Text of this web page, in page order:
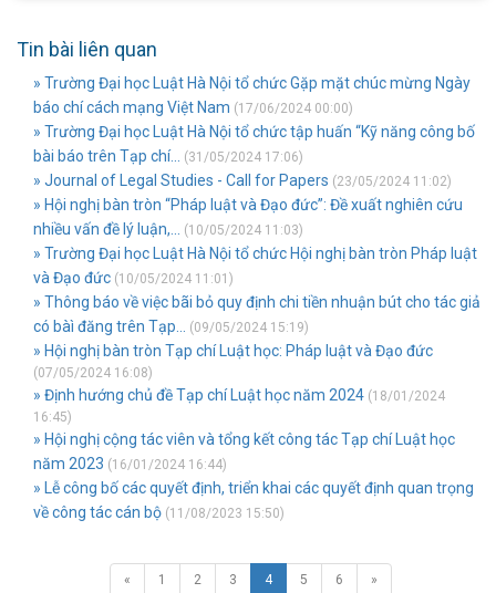
Tin bài liên quan
» Trường Đại học Luật Hà Nội tổ chức Gặp mặt chúc mừng Ngày
báo chí cách mạng Việt Nam (17/06/2024 00:00)
» Trường Đại học Luật Hà Nội tổ chức tập huấn “Kỹ năng công bố
bài báo trên Tạp chí... (31/05/2024 17:06)
» Journal of Legal Studies - Call for Papers (23/05/2024 11:02)
» Hội nghị bàn tròn “Pháp luật và Đạo đức”: Đề xuất nghiên cứu
nhiều vấn đề lý luận,... (10/05/2024 11:03)
» Trường Đại học Luật Hà Nội tổ chức Hội nghị bàn tròn Pháp luật
và Đạo đức (10/05/2024 11:01)
» Thông báo về việc bãi bỏ quy định chi tiền nhuận bút cho tác giả
có bàì đăng trên Tạp... (09/05/2024 15:19)
» Hội nghị bàn tròn Tạp chí Luật học: Pháp luật và Đạo đức
(07/05/2024 16:08)
» Định hướng chủ đề Tạp chí Luật học năm 2024 (18/01/2024
16:45)
» Hội nghị cộng tác viên và tổng kết công tác Tạp chí Luật học
năm 2023 (16/01/2024 16:44)
» Lễ công bố các quyết định, triển khai các quyết định quan trọng
về công tác cán bộ (11/08/2023 15:50)
« 1 2 3 4 5 6 »